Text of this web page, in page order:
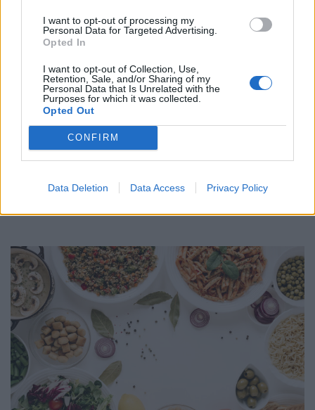
I want to opt-out of processing my
Personal Data for Targeted Advertising.
Opted In
I want to opt-out of Collection, Use,
Retention, Sale, and/or Sharing of my
Personal Data that Is Unrelated with the
Purposes for which it was collected.
Opted Out
CONFIRM
Data Deletion Data Access Privacy Policy
Χρειάζεται να τρώτε περισσότερο όταν έχετε